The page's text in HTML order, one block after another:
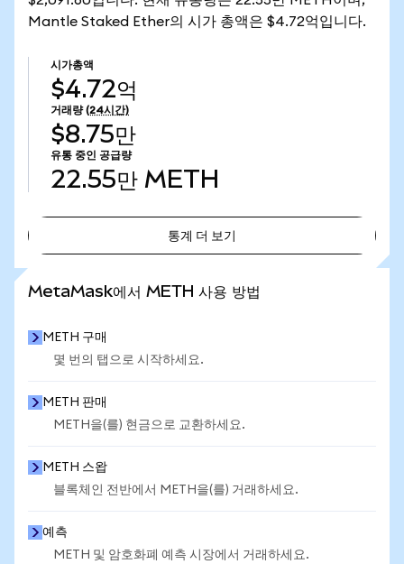
Mantle Staked Ether의 시가 총액은 $4.72억입니다.
시가총액
$4.72억
거래량 (24시간)
$8.75만
유통 중인 공급량
22.55만 METH
통계 더 보기
MetaMask에서 METH 사용 방법
METH 구매
몇 번의 탭으로 시작하세요.
METH 판매
METH을(를) 현금으로 교환하세요.
METH 스왑
블록체인 전반에서 METH을(를) 거래하세요.
예측
METH 및 암호화폐 예측 시장에서 거래하세요.